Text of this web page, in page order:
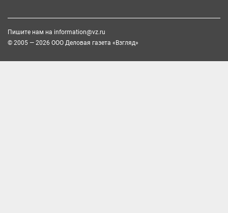
Пишите нам на information@vz.ru
© 2005 — 2026 ООО Деловая газета «Взгляд»